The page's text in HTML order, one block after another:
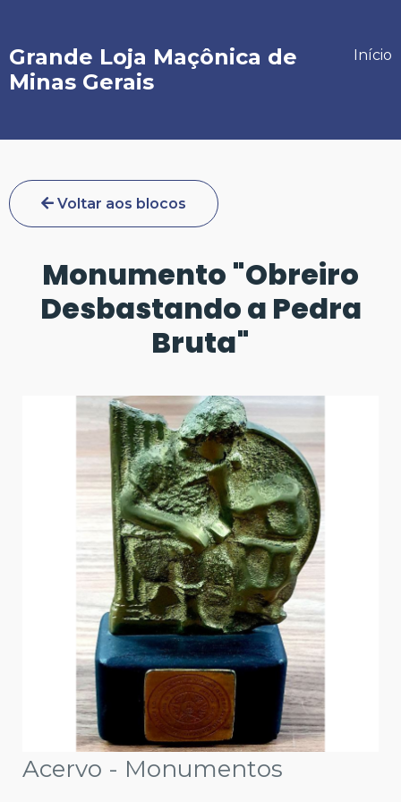
Início
Grande Loja Maçônica de
Minas Gerais
Voltar aos blocos
Monumento "Obreiro
Desbastando a Pedra
Bruta"
Acervo - Monumentos